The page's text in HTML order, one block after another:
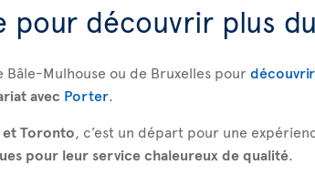
pour découvrir plus
Bâle-Mulhouse ou de Bruxelles pour
avec Porter.
Toronto, c’est un départ pour une
pour leur service chaleureux de qualité.